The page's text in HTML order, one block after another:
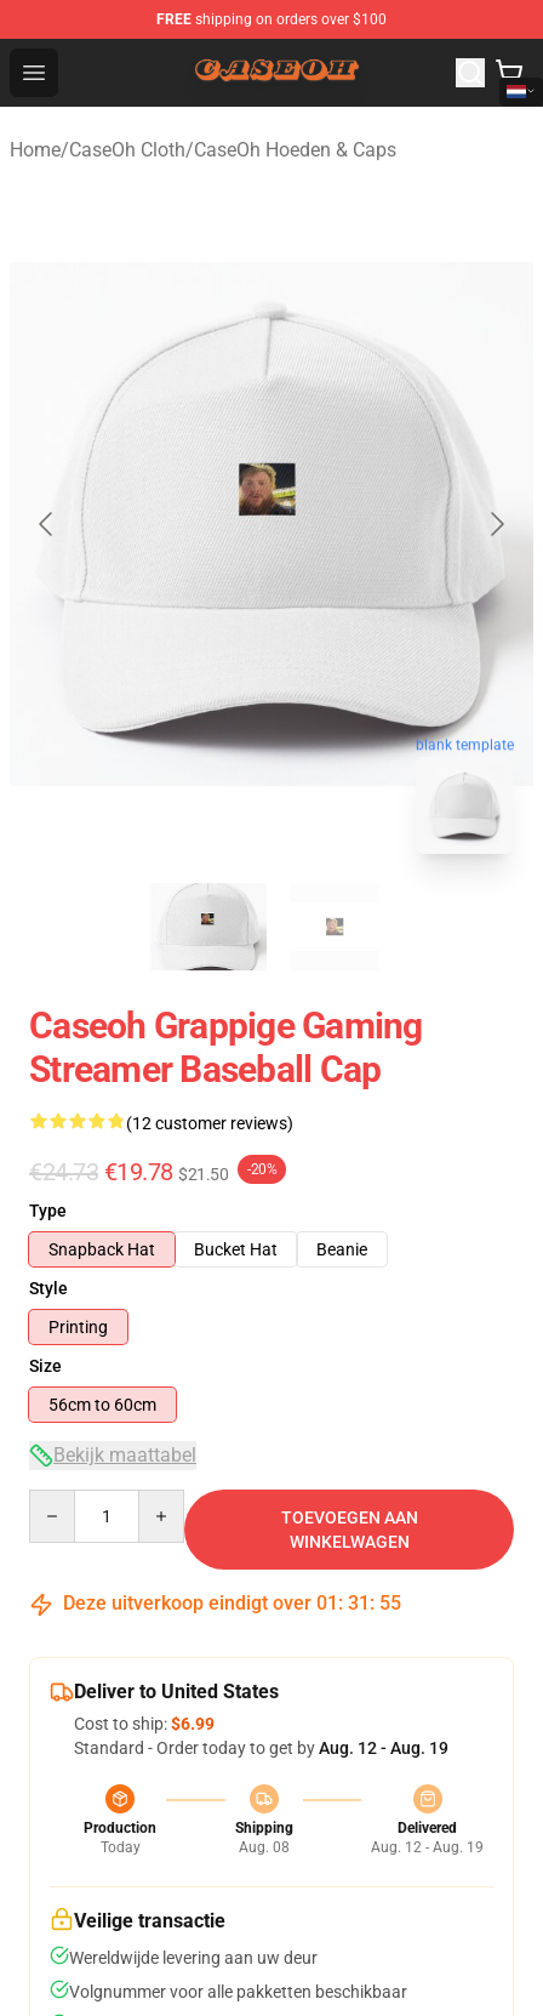
FREE shipping on orders over $100
Open menu
CaseOh Shop - Official CaseOh Merchandise Store
Home/CaseOh Cloth/CaseOh Hoeden & Caps
blank template
Caseoh Grappige Gaming
Streamer Baseball Cap
(12 customer reviews)
€24.73 €19.78 $21.50 -20%
Type
Snapback Hat
Bucket Hat
Beanie
Style
Printing
Size
56cm to 60cm
Bekijk maattabel
TOEVOEGEN AAN
WINKELWAGEN
Deze uitverkoop eindigt over 01 : 31 : 54
Deliver to United States
Cost to ship:$6.99
Standard - Order today to get byAug. 12 - Aug. 19
Production
Today
Shipping
Aug. 08
Delivered
Aug. 12 - Aug. 19
Veilige transactie
Wereldwijde levering aan uw deur
Volgnummer voor alle pakketten beschikbaar